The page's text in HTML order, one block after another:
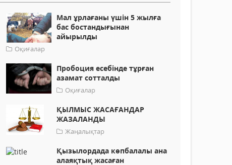
Мал ұрлағаны үшін 5 жылға
бас бостандығынан
айырылды
Оқиғалар
Пробоция есебінде тұрған
азамат сотталды
Оқиғалар
ҚЫЛМЫС ЖАСАҒАНДАР
ЖАЗАЛАНДЫ
Жаңалықтар
Қызылордада көпбалалы ана
алаяқтық жасаған